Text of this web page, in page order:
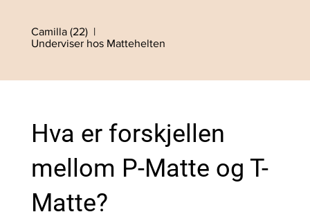
Camilla (22) |
Underviser hos Mattehelten
Hva er forskjellen
mellom P-Matte og T-
Matte?